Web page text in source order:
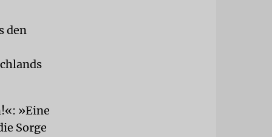
den
»Eine
Sorge